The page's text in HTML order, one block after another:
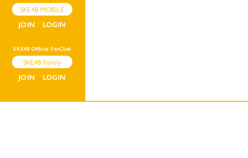
SKE48 MOBILE
JOIN LOGIN
SKE48 Official FanClub
SKE48 Family
JOIN LOGIN